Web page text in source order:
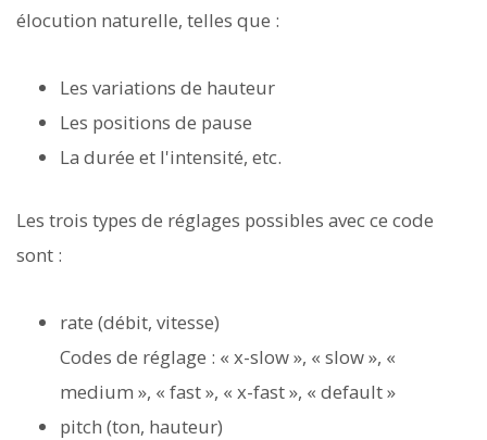
élocution naturelle, telles que :
Les variations de hauteur
Les positions de pause
La durée et l'intensité, etc.
Les trois types de réglages possibles avec ce code
sont :
rate (débit, vitesse)
Codes de réglage : « x-slow », « slow », «
medium », « fast », « x-fast », « default »
pitch (ton, hauteur)